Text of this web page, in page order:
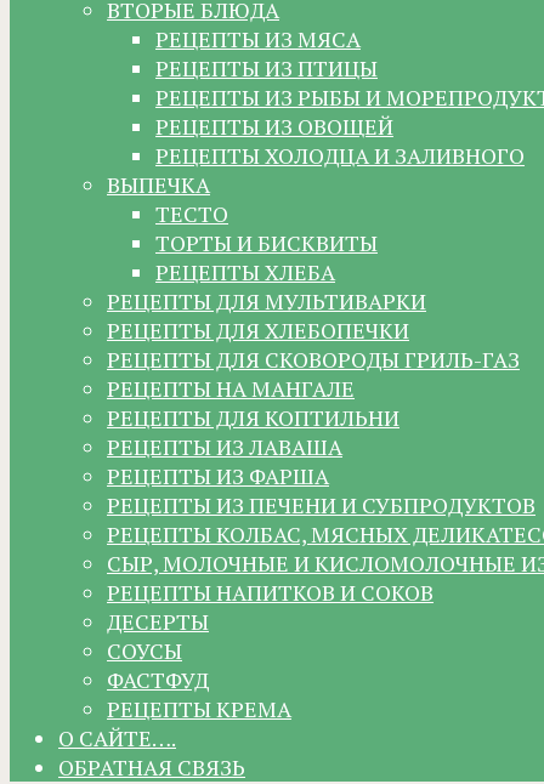
ВТОРЫЕ БЛЮДА
РЕЦЕПТЫ ИЗ МЯСА
РЕЦЕПТЫ ИЗ ПТИЦЫ
РЕЦЕПТЫ ИЗ РЫБЫ И
РЕЦЕПТЫ ИЗ ОВОЩЕЙ
РЕЦЕПТЫ ХОЛОДЦА И ЗАЛИВНОГО
ВЫПЕЧКА
ТЕСТО
ТОРТЫ И БИСКВИТЫ
РЕЦЕПТЫ ХЛЕБА
РЕЦЕПТЫ ДЛЯ МУЛЬТИВАРКИ
РЕЦЕПТЫ ДЛЯ ХЛЕБОПЕЧКИ
РЕЦЕПТЫ ДЛЯ СКОВОРОДЫ ГРИЛЬ-ГАЗ
РЕЦЕПТЫ НА МАНГАЛЕ
РЕЦЕПТЫ ДЛЯ КОПТИЛЬНИ
РЕЦЕПТЫ ИЗ ЛАВАША
РЕЦЕПТЫ ИЗ ФАРША
РЕЦЕПТЫ ИЗ ПЕЧЕНИ И СУБПРОДУКТОВ
РЕЦЕПТЫ КОЛБАС, МЯСНЫХ
СЫР, МОЛОЧНЫЕ И КИСЛОМОЛОЧНЫЕ
РЕЦЕПТЫ НАПИТКОВ И СОКОВ
ДЕСЕРТЫ
СОУСЫ
ФАСТФУД
РЕЦЕПТЫ КРЕМА
О САЙТЕ….
ОБРАТНАЯ СВЯЗЬ